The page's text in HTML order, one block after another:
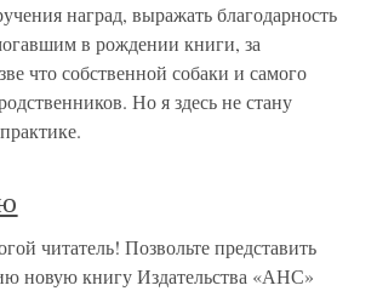
наград, выражать благодарность
в рождении книги, за
что собственной собаки и самого
Но я здесь не стану
читатель! Позвольте представить
новую книгу Издательства «АНС»